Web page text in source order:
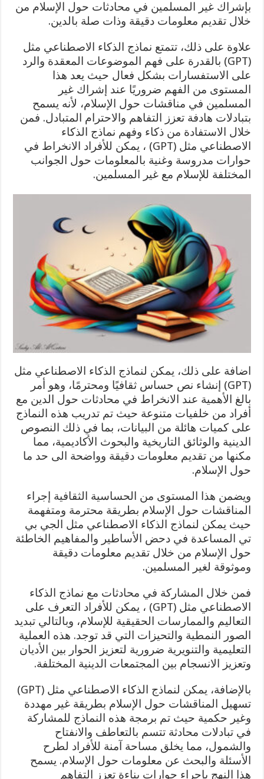
بإشراك غير المسلمين في محادثات حول الإسلام من
خلال تقديم معلومات دقيقة وذات صلة بالدين.
علاوة على ذلك، تتمتع نماذج الذكاء الاصطناعي مثل
(GPT) بالقدرة على فهم الموضوعات المعقدة والرد
على الاستفسارات بشكل فعال حيث يعد هذا
المستوى من الفهم ضروريًا عند إشراك غير
المسلمين في مناقشات حول الإسلام، لأنه يسمح
بتبادلات هادفة تعزز التفاهم والاحترام المتبادل. فمن
خلال الاستفادة من ذكاء وفهم نماذج الذكاء
الاصطناعي مثل (GPT) ، يمكن للأفراد الانخراط في
حوارات مدروسة وغنية بالمعلومات حول الجوانب
المختلفة للإسلام مع غير المسلمين.
اضافة على ذلك، يمكن لنماذج الذكاء الاصطناعي مثل
(GPT) إنشاء نص حساس ثقافيًا ومحترمًا، وهو أمر
بالغ الأهمية عند الانخراط في محادثات حول الدين مع
أفراد من خلفيات متنوعة حيث تم تدريب هذه النماذج
على كميات هائلة من البيانات، بما في ذلك النصوص
الدينية والوثائق التاريخية والبحوث الأكاديمية، مما
مكنها من تقديم معلومات دقيقة وواضحة الى حد ما
حول الإسلام.
ويضمن هذا المستوى من الحساسية الثقافية إجراء
المناقشات حول الإسلام بطريقة محترمة ومتفهمة
حيث يمكن لنماذج الذكاء الاصطناعي مثل الجي بي
تي المساعدة في دحض الأساطير والمفاهيم الخاطئة
حول الإسلام من خلال تقديم معلومات دقيقة
وموثوقة لغير المسلمين.
فمن خلال المشاركة في محادثات مع نماذج الذكاء
الاصطناعي مثل (GPT) ، يمكن للأفراد التعرف على
التعاليم والممارسات الحقيقية للإسلام، وبالتالي تبديد
الصور النمطية والتحيزات التي قد توجد. هذه العملية
التعليمية والتنويرية ضرورية لتعزيز الحوار بين الأديان
وتعزيز الانسجام بين المجتمعات الدينية المختلفة.
بالإضافة، يمكن لنماذج الذكاء الاصطناعي مثل (GPT)
تسهيل المناقشات حول الإسلام بطريقة غير مهددة
وغير حكمية حيث تم برمجة هذه النماذج للمشاركة
في تبادلات محادثة تتسم بالتعاطف والانفتاح
والشمول، مما يخلق مساحة آمنة للأفراد لطرح
الأسئلة والبحث عن معلومات حول الإسلام. يسمح
هذا النهج بإجراء حوارات بناءة تعزز التفاهم